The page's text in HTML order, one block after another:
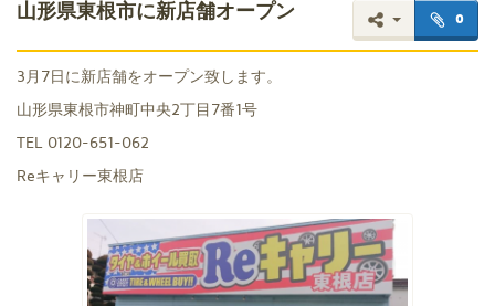
0
山形県東根市に新店舗オープン
3月7日に新店舗をオープン致します。
山形県東根市神町中央2丁目7番1号
TEL 0120-651-062
Reキャリー東根店